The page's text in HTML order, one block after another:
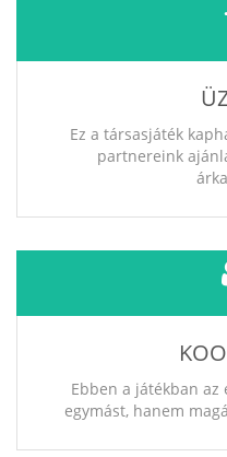
Ez a társasjáték
partnereink
Ebben a játékban az
egymást, hanem